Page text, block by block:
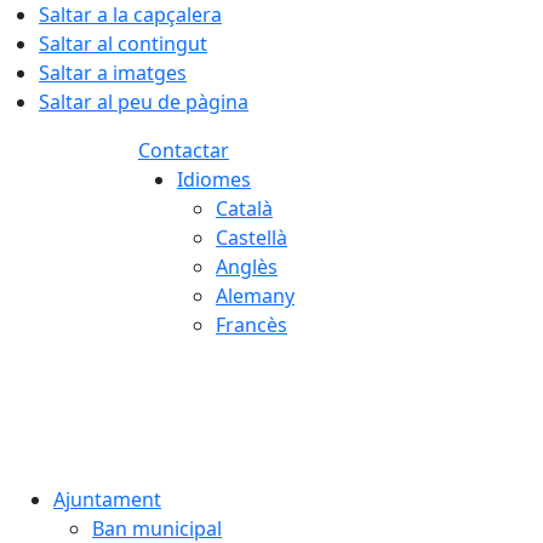
Saltar a la capçalera
Saltar al contingut
Saltar a imatges
Saltar al peu de pàgina
Contactar
Idiomes
Català
Castellà
Anglès
Alemany
Francès
Ajuntament
Ban municipal